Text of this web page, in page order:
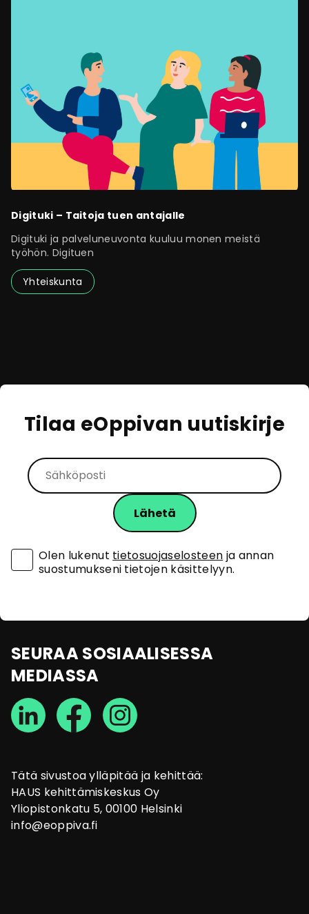
Digituki – Taitoja tuen antajalle
Digituki ja palveluneuvonta kuuluu monen meistä
työhön. Digituen
Yhteiskunta
Tilaa eOppivan uutiskirje
Olen lukenut tietosuojaselosteen ja annan
suostumukseni tietojen käsittelyyn.
SEURAA SOSIAALISESSA
MEDIASSA
Tätä sivustoa ylläpitää ja kehittää:
HAUS kehittämiskeskus Oy
Yliopistonkatu 5, 00100 Helsinki
info@eoppiva.fi